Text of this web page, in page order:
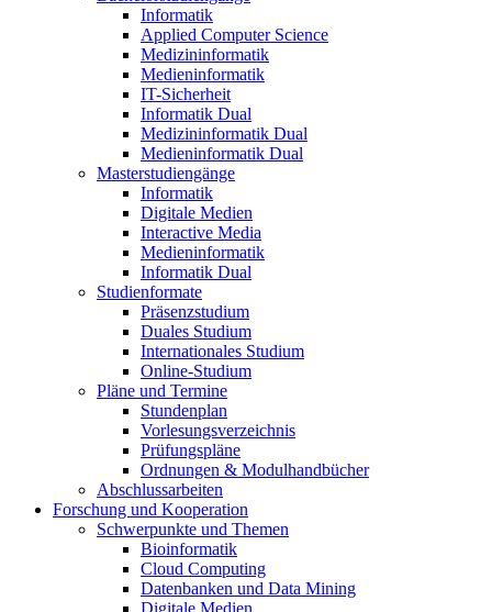
Informatik
Applied Computer Science
Medizininformatik
Medieninformatik
IT-Sicherheit
Informatik Dual
Medizininformatik Dual
Medieninformatik Dual
Masterstudiengänge
Informatik
Digitale Medien
Interactive Media
Medieninformatik
Informatik Dual
Studienformate
Präsenzstudium
Duales Studium
Internationales Studium
Online-Studium
Pläne und Termine
Stundenplan
Vorlesungsverzeichnis
Prüfungspläne
Ordnungen & Modulhandbücher
Abschlussarbeiten
Forschung und Kooperation
Schwerpunkte und Themen
Bioinformatik
Cloud Computing
Datenbanken und Data Mining
Digitale Medien